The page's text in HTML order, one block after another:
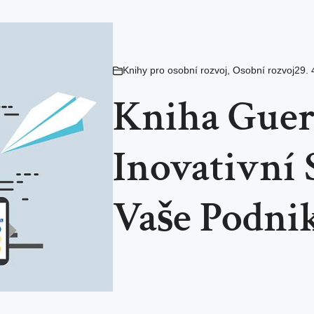
Knihy pro osobní rozvoj, Osobní rozvoj29.
Kniha
Inovativní
Vaše